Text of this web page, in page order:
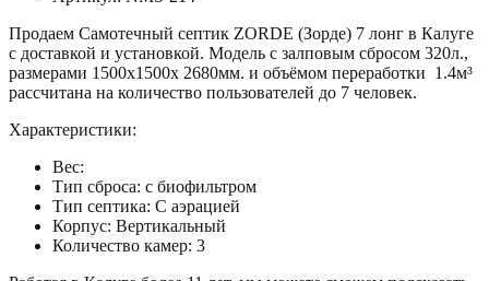
Продаем Самотечный септик ZORDE (Зорде) 7 лонг в Калуге
с доставкой и установкой. Модель с залповым сбросом 320л.,
размерами 1500х1500х 2680мм. и объёмом переработки 1.4м³
рассчитана на количество пользователей до 7 человек.
Характеристики:
Вес:
Тип сброса: с биофильтром
Тип септика: С аэрацией
Корпус: Вертикальный
Количество камер: 3